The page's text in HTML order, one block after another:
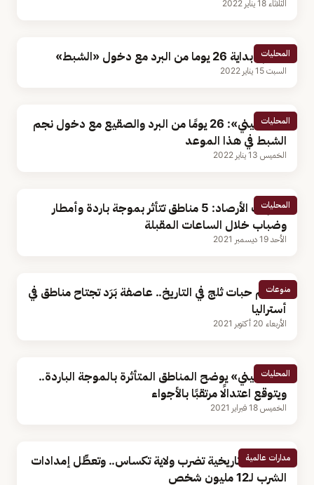
الثلاثاء 18 يناير 2022
المحليات
اليوم.. بداية 26 يوما من البرد مع دخول «الشبط»
السبت 15 يناير 2022
المحليات
«الحصيني»: 26 يومًا من البرد والصقيع مع دخول نجم
الشبط في هذا الموعد
الخميس 13 يناير 2022
المحليات
تنبيهات الأرصاد: 5 مناطق تتأثر بموجة باردة وأمطار
وضباب خلال الساعات المقبلة
الأحد 19 ديسمبر 2021
منوعات
أضخم حبات ثلج في التاريخ.. عاصفة بَرَد تجتاح مناطق في
أستراليا
الأربعاء 20 أكتوبر 2021
المحليات
«الحصيني» يوضح المناطق المتأثرة بالموجة الباردة..
ويتوقع اعتدالًا مرتقبًا بالأجواء
الخميس 18 فبراير 2021
مدارات عالمية
موجة بَرَد تاريخية تضرب ولاية تكساس.. وتعطِّل إمدادات
الشرب لـ12 مليون شخص